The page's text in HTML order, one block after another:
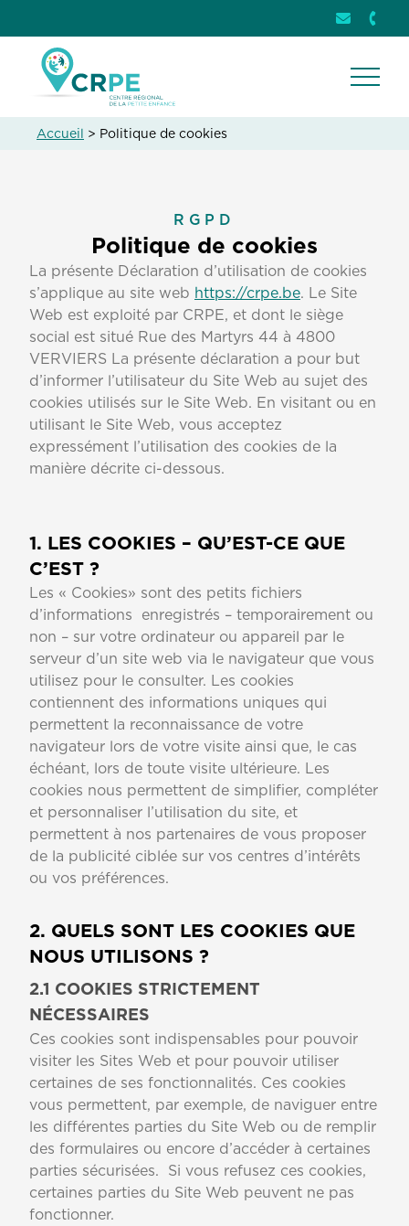
Envoyer
+32
Accueil > Politique de cookies
RGPD
Politique de cookies
La présente Déclaration d’utilisation de cookies
s’applique au site web https://crpe.be. Le Site
Web est exploité par CRPE, et dont le siège
social est situé Rue des Martyrs 44 à 4800
VERVIERS La présente déclaration a pour but
d’informer l’utilisateur du Site Web au sujet des
cookies utilisés sur le Site Web. En visitant ou en
utilisant le Site Web, vous acceptez
expressément l’utilisation des cookies de la
manière décrite ci-dessous.
1. LES COOKIES – QU’EST-CE QUE
C’EST ?
Les « Cookies» sont des petits fichiers
d’informations enregistrés – temporairement ou
non – sur votre ordinateur ou appareil par le
serveur d’un site web via le navigateur que vous
utilisez pour le consulter. Les cookies
contiennent des informations uniques qui
permettent la reconnaissance de votre
navigateur lors de votre visite ainsi que, le cas
échéant, lors de toute visite ultérieure. Les
cookies nous permettent de simplifier, compléter
et personnaliser l’utilisation du site, et
permettent à nos partenaires de vous proposer
de la publicité ciblée sur vos centres d’intérêts
ou vos préférences.
2. QUELS SONT LES COOKIES QUE
NOUS UTILISONS ?
2.1 COOKIES STRICTEMENT
NÉCESSAIRES
Ces cookies sont indispensables pour pouvoir
visiter les Sites Web et pour pouvoir utiliser
certaines de ses fonctionnalités. Ces cookies
vous permettent, par exemple, de naviguer entre
les différentes parties du Site Web ou de remplir
des formulaires ou encore d’accéder à certaines
parties sécurisées. Si vous refusez ces cookies,
certaines parties du Site Web peuvent ne pas
fonctionner.